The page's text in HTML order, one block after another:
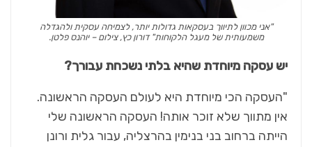
"אני מכוון לתיווך בעסקאות גדולות יותר, לצמיחה עסקית ולהגדלה
משמעותית של מעגל הלקוחות" דורון כץ, צילום – יוהנס פלטן.
יש עסקה מיוחדת שהיא בלתי נשכחת עבורך?
"העסקה הכי מיוחדת היא לעולם העסקה הראשונה.
אין מתווך שלא זוכר אותה! העסקה הראשונה שלי
הייתה ברחוב בני בנימין בהרצליה, עבור גלית ורונן